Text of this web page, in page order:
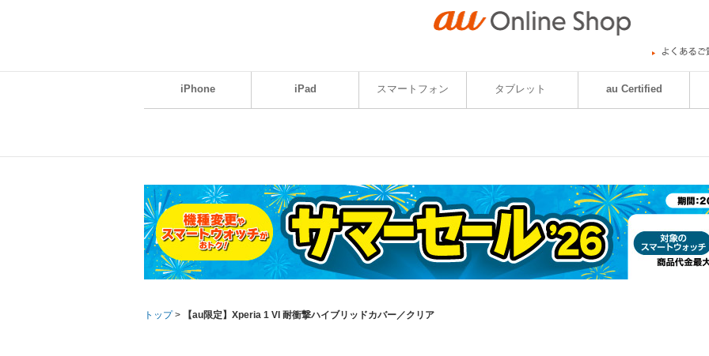
iPhone iPad スマートフォン タブレット au Certified
トップ> 【au限定】Xperia 1 VI 耐衝撃ハイブリッドカバー／クリア